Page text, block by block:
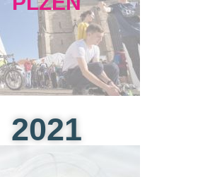
2021